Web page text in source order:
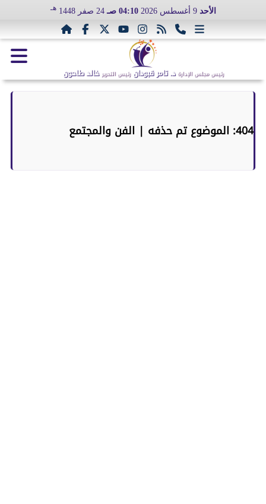
الأحد 9 أغسطس 2026 04:10 صـ 24 صفر 1448 هـ
رئيس مجلس الإدارة د. تامر قبودان رئيس التحرير خالد طاحون
404: الموضوع تم حذفه | الفن والمجتمع